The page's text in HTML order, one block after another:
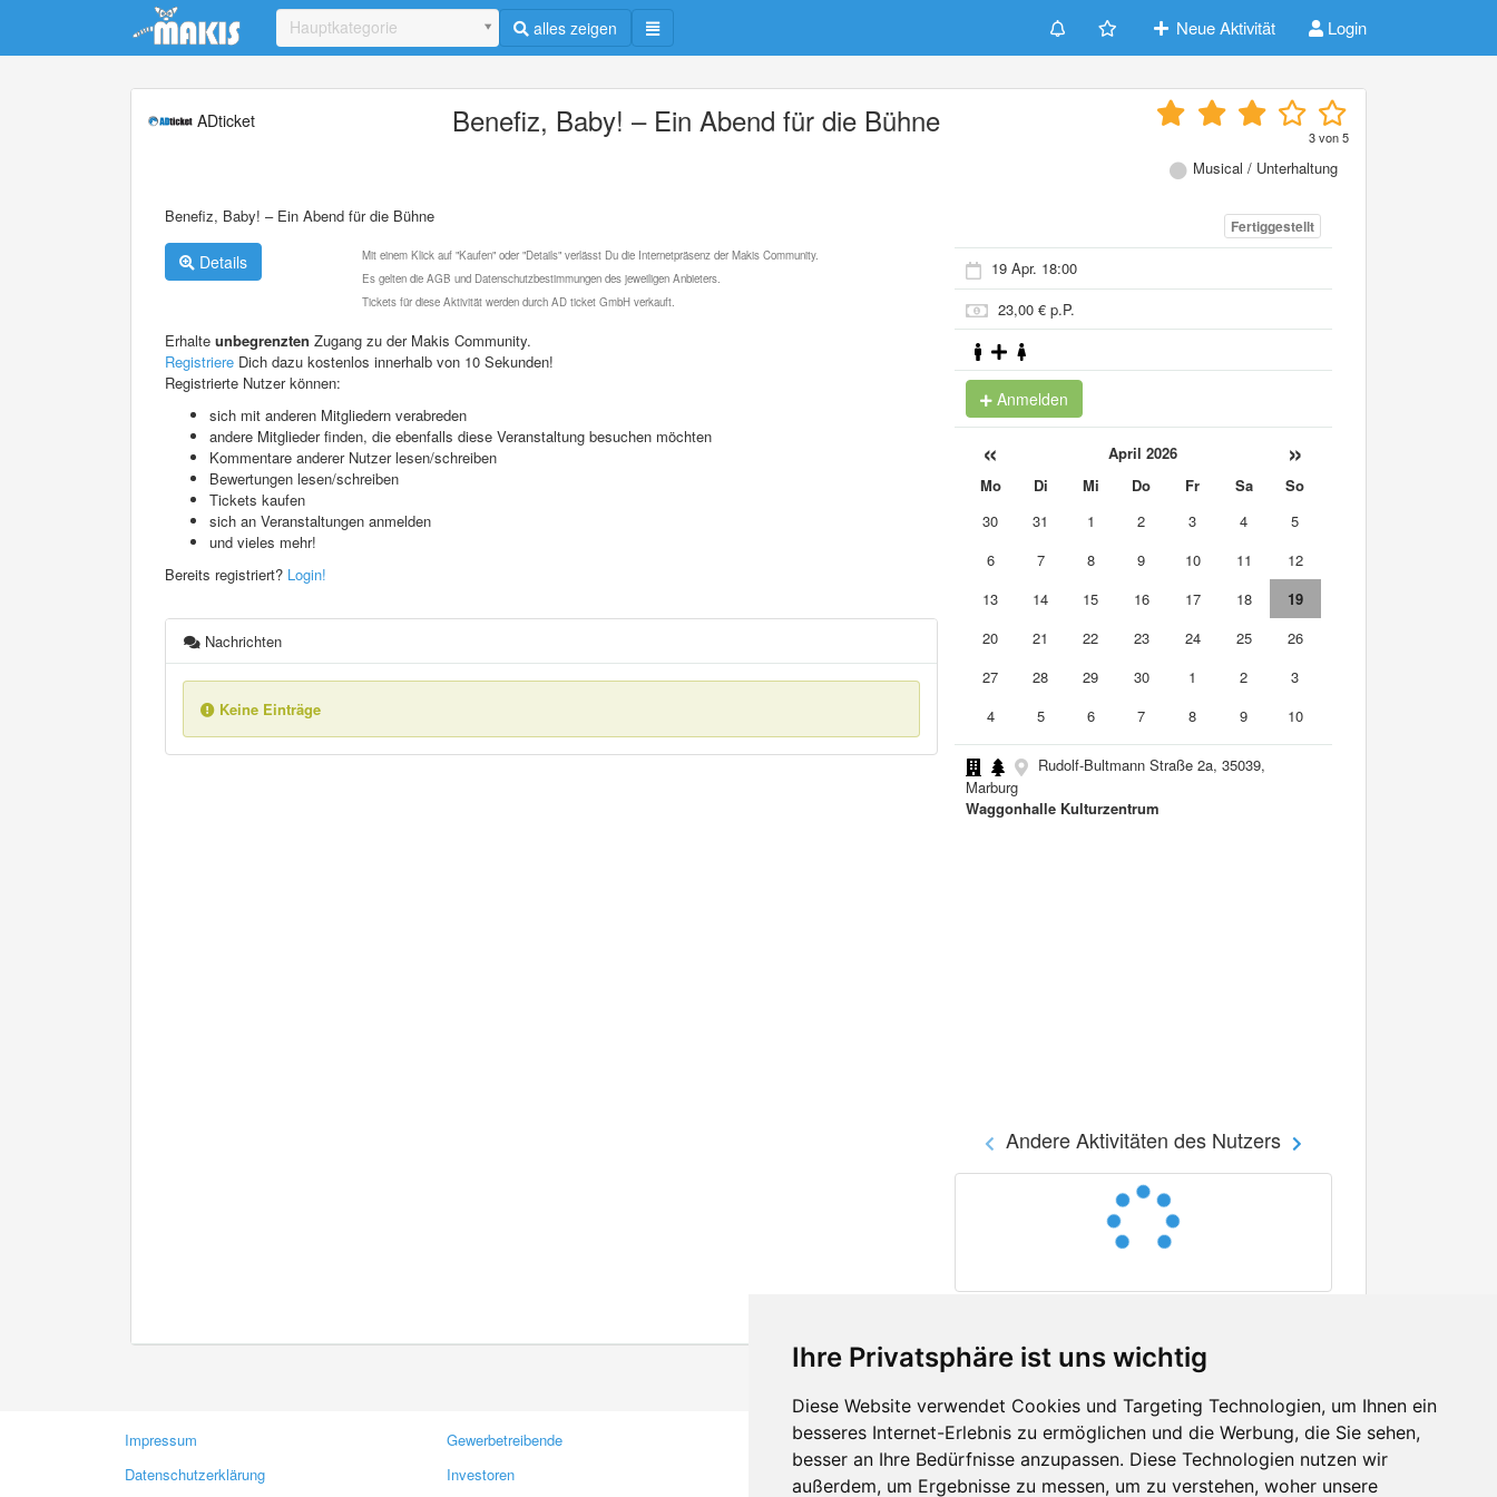
Ihre Privatsphäre ist uns wichtig
Diese Website verwendet Cookies und Targeting Technologien, um Ihnen ein
besseres Internet-Erlebnis zu ermöglichen und die Werbung, die Sie sehen,
besser an Ihre Bedürfnisse anzupassen. Diese Technologien nutzen wir
außerdem, um Ergebnisse zu messen, um zu verstehen, woher unsere
Update cookies preferences
Hauptkategorie alles zeigen Neue Aktivität Login
ADticket Benefiz, Baby! – Ein Abend für die Bühne 3von5
Musical / Unterhaltung
Benefiz, Baby! – Ein Abend für die Bühne
Details
Mit einem Klick auf "Kaufen" oder "Details" verlässt Du die Internetpräsenz der Makis Community.
Es gelten die AGB und Datenschutzbestimmungen des jeweiligen Anbieters.
Tickets für diese Aktivität werden durch AD ticket GmbH verkauft.
Erhalte unbegrenzten Zugang zu der Makis Community.
Registriere Dich dazu kostenlos innerhalb von 10 Sekunden!
Registrierte Nutzer können:
sich mit anderen Mitgliedern verabreden
andere Mitglieder finden, die ebenfalls diese Veranstaltung besuchen möchten
Kommentare anderer Nutzer lesen/schreiben
Bewertungen lesen/schreiben
Tickets kaufen
sich an Veranstaltungen anmelden
und vieles mehr!
Bereits registriert? Login!
Nachrichten
Keine Einträge
Fertiggestellt
19 Apr. 18:00
23,00 € p.P.
Anmelden
« April 2026 »
Mo Di Mi Do Fr Sa
So
30
31 1 2 3 4
5
6
7 8 9 10 11
12
13
14 15 16 17 18
19
20
21 22 23 24 25
26
27
28 29 30 1 2
3
4
5 6 7 8 9 10
Rudolf-Bultmann Straße 2a, 35039,
Marburg
Waggonhalle Kulturzentrum
Andere Aktivitäten des Nutzers
Impressum
Datenschutzerklärung
Gewerbetreibende
Investoren
Kontakt
Feedback
Facebook
Twitter